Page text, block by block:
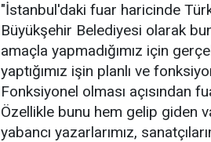
"İstanbul'daki fuar haricinde
Büyükşehir Belediyesi olarak
amaçla yapmadığımız için
yaptığımız işin planlı ve
Fonksiyonel olması açısından
Özellikle bunu hem gelip giden
yabancı yazarlarımız,